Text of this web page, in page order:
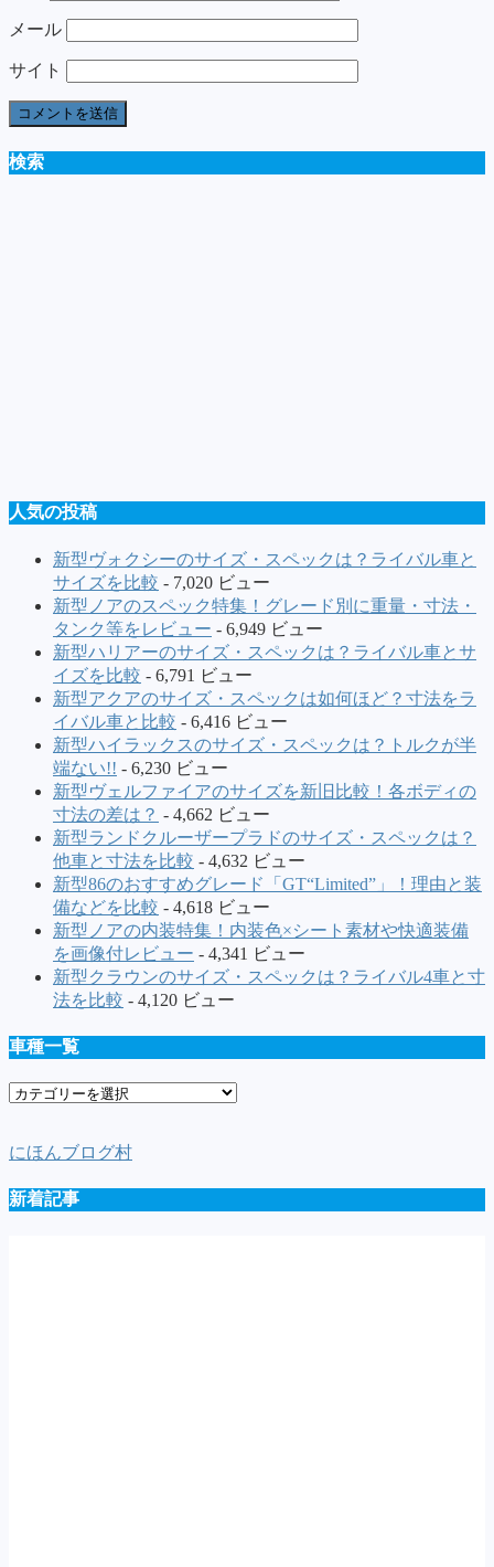
メール
サイト
検索
人気の投稿
新型ヴォクシーのサイズ・スペックは？ライバル車と
サイズを比較 - 7,020 ビュー
新型ノアのスペック特集！グレード別に重量・寸法・
タンク等をレビュー - 6,949 ビュー
新型ハリアーのサイズ・スペックは？ライバル車とサ
イズを比較 - 6,791 ビュー
新型アクアのサイズ・スペックは如何ほど？寸法をラ
イバル車と比較 - 6,416 ビュー
新型ハイラックスのサイズ・スペックは？トルクが半
端ない!! - 6,230 ビュー
新型ヴェルファイアのサイズを新旧比較！各ボディの
寸法の差は？ - 4,662 ビュー
新型ランドクルーザープラドのサイズ・スペックは？
他車と寸法を比較 - 4,632 ビュー
新型86のおすすめグレード「GT“Limited”」！理由と装
備などを比較 - 4,618 ビュー
新型ノアの内装特集！内装色×シート素材や快適装備
を画像付レビュー - 4,341 ビュー
新型クラウンのサイズ・スペックは？ライバル4車と寸
法を比較 - 4,120 ビュー
車種一覧
車
覧
にほんブログ村
新着記事